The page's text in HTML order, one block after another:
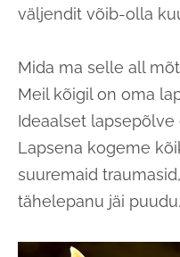
väljendit võib-olla
Mida ma selle all
Meil kõigil on oma
Ideaalset lapsepõlve
Lapsena kogeme
suuremaid
tähelepanu jäi puudu.